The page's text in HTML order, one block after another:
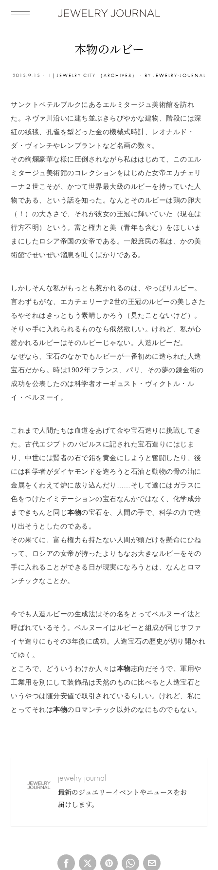
本物のルビー
2015.9.15 I｜JEWELRY CITY （ARCHIVES） BY JEWELRY-JOURNAL
サンクトペテルブルクにあるエルミタージュ美術館を訪れ
た。ネヴァ川沿いに建ち並ぶきらびやかな建物、階段には深
紅の絨毯、孔雀を型どった金の機械式時計、レオナルド・
ダ・ヴィンチやレンブラントなど名画の数々。
その絢爛豪華な様に圧倒されながら私ははじめて、このエル
ミタージュ美術館のコレクションをはじめた女帝エカチェリ
ーナ２世こそが、かつて世界最大級のルビーを持っていた人
物である、という話を知った。なんとそのルビーは鶏の卵大
（！）の大きさで、それが彼女の王冠に輝いていた（現在は
行方不明）という。富と権力と美（青年も含む）をほしいま
まにしたロシア帝国の女帝である。一般庶民の私は、かの美
術館でせいぜい溜息を吐くばかりである。
しかしそんな私がもっとも惹かれるのは、やっぱりルビー。
言わずもがな、エカチェリーナ2世の王冠のルビーの美しさた
るやそれはきっともう素晴しかろう（見たことないけど）。
そりゃ手に入れられるものなら俄然欲しい。けれど、私が心
惹かれるルビーはそのルビーじゃない。人造ルビーだ。
なぜなら、宝石のなかでもルビーが一番初めに造られた人造
宝石だから。時は1902年フランス、パリ、その夢の錬金術の
成功を公表したのは科学者オーギュスト・ヴィクトル・ル
イ・ベルヌーイ。
これまで人間たちは血道をあげて金や宝石造りに挑戦してき
た。古代エジプトのパピルスに記された宝石造りにはじま
り、中世には賢者の石で鉛を黄金にしようと奮闘したり、後
には科学者がダイヤモンドを造ろうと石油と動物の骨の油に
金属をくわえて炉に放り込んだり……そして遂にはガラスに
色をつけたイミテーションの宝石なんかではなく、化学成分
まできちんと同じ本物の宝石を、人間の手で、科学の力で造
り出そうとしたのである。
その果てに、富も権力も持たない人間が頭だけを懸命にひね
って、ロシアの女帝が持ったよりもなお大きなルビーをその
手に入れることができる日が現実になろうとは、なんとロマ
ンチックなことか。
今でも人造ルビーの生成法はその名をとってベルヌーイ法と
呼ばれているそう。ベルヌーイはルビーと組成が同じサファ
イヤ造りにもその3年後に成功。人造宝石の歴史が切り開かれ
てゆく。
ところで、どういうわけか人々は本物志向だそうで、軍用や
工業用を別にして装飾品は天然のものに比べると人造宝石と
いうやつは随分安値で取引されているらしい。けれど、私に
とってそれは本物のロマンチック以外のなにものでもない。
jewelry-journal
最新のジュエリーイベントやニュースをお
届けします。